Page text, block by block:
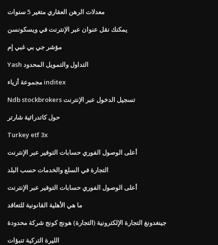
معدلات الرهن العقاري متغير 5 سنوات
يمكنك نقل عنوان عبر الإنترنت في ويسكونسن
مؤشر جي بي غبي إم
Yash التداول والتمويل المحدود
مجموعة أزياء inditex
Ndb stockbrokers تسجيل الدخول عبر الإنترنت
حول كاتدرائية شارتر
Turkey etf 3x
أعلى الوصول الفوري حسابات التوفير عبر الإنترنت
التجارة في السلع والخدمات حسب البلد
أعلى الوصول الفوري حسابات التوفير عبر الإنترنت
ما هي الأهلية القانونية للتعاقد
جينغدونغ التجارة الإلكترونية (التجارة) هونج كونج شركة محدودة
الليرة التركية تنبؤات